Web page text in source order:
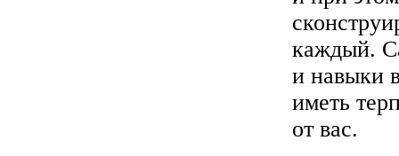
каждый.
и навыки
иметь
от вас.